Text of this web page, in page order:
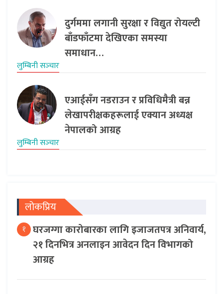
दुर्गममा लगानी सुरक्षा र विद्युत रोयल्टी
बाँडफाँटमा देखिएका समस्या
समाधान…
लुम्बिनी सञ्‍चार
एआईसँग नडराउन र प्रविधिमैत्री बन्न
लेखापरीक्षकहरूलाई एक्यान अध्यक्ष
नेपालको आग्रह
लुम्बिनी सञ्‍चार
लोकप्रिय
१ घरजग्गा कारोबारका लागि इजाजतपत्र अनिवार्य,
२१ दिनभित्र अनलाइन आवेदन दिन विभागको
आग्रह